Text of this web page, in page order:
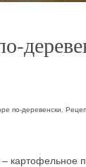
по-деревенски.
–